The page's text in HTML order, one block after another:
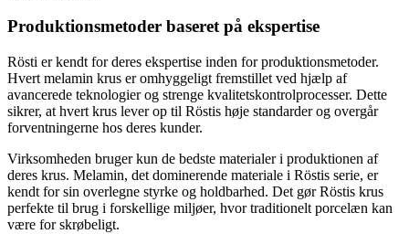
Produktionsmetoder baseret på ekspertise
Rösti er kendt for deres ekspertise inden for produktionsmetoder.
Hvert melamin krus er omhyggeligt fremstillet ved hjælp af
avancerede teknologier og strenge kvalitetskontrolprocesser. Dette
sikrer, at hvert krus lever op til Röstis høje standarder og overgår
forventningerne hos deres kunder.
Virksomheden bruger kun de bedste materialer i produktionen af
deres krus. Melamin, det dominerende materiale i Röstis serie, er
kendt for sin overlegne styrke og holdbarhed. Det gør Röstis krus
perfekte til brug i forskellige miljøer, hvor traditionelt porcelæn kan
være for skrøbeligt.